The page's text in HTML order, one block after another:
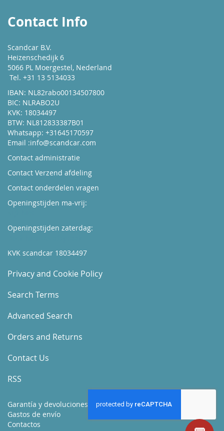
Contact Info
Scandcar B.V.
Heizenschedijk 6
5066 PL Moergestel, Nederland
Tel. +31 13 5134033
IBAN: NL82rabo00134507800
BIC: NLRABO2U
KVK: 18034497
BTW: NL812833387B01
Whatsapp: +31645170597
Email :info@scandcar.com
Contact administratie
Contact Verzend afdeling
Contact onderdelen vragen
Openingstijden ma-vrij:
Openingstijden zaterdag:
KVK scandcar 18034497
Privacy and Cookie Policy
Search Terms
Advanced Search
Orders and Returns
Contact Us
RSS
Garantía y devoluciones
Gastos de envío
Contactos